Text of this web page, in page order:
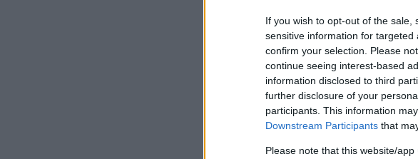
If you wish to opt-out of the
sensitive information for
confirm your selection. Please
continue seeing interest-based
information disclosed to third
further disclosure of your
participants. This information
Downstream Participants that
Please note that this website/